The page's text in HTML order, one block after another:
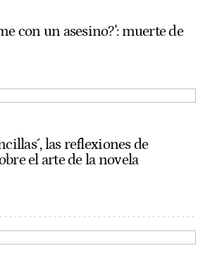
con un asesino?': muerte de
las reflexiones de
el arte de la novela